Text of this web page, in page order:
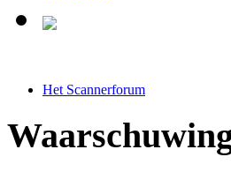
Het Scannerforum